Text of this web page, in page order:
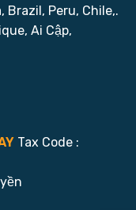
Brazil, Peru, Chile,.
Ai Cập,
Tax Code :